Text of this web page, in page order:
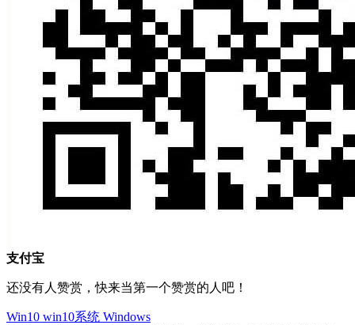
支付宝
还没有人赞赏，快来当第一个赞赏的人吧！
Win10 win10系统 Windows